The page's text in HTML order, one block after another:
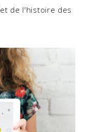
de l'histoire des